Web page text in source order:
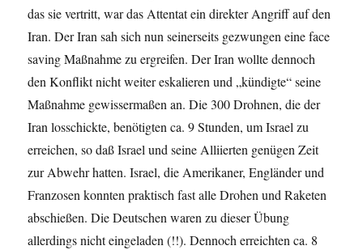
das sie vertritt, war das Attentat ein direkter Angriff auf den
Iran. Der Iran sah sich nun seinerseits gezwungen eine face
saving Maßnahme zu ergreifen. Der Iran wollte dennoch
den Konflikt nicht weiter eskalieren und „kündigte“ seine
Maßnahme gewissermaßen an. Die 300 Drohnen, die der
Iran losschickte, benötigten ca. 9 Stunden, um Israel zu
erreichen, so daß Israel und seine Alliierten genügen Zeit
zur Abwehr hatten. Israel, die Amerikaner, Engländer und
Franzosen konnten praktisch fast alle Drohen und Raketen
abschießen. Die Deutschen waren zu dieser Übung
allerdings nicht eingeladen (!!). Dennoch erreichten ca. 8